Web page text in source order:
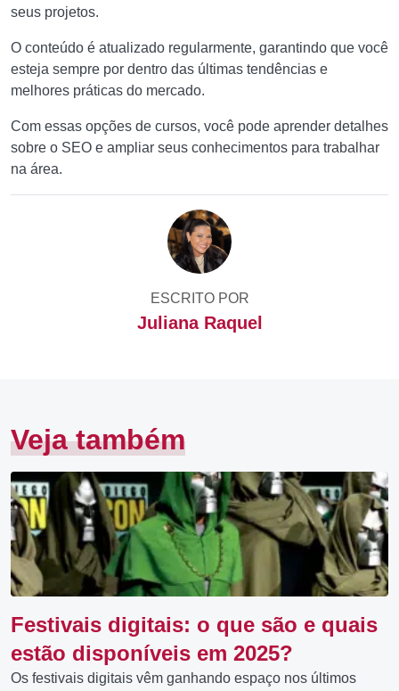
seus projetos.
O conteúdo é atualizado regularmente, garantindo que você
esteja sempre por dentro das últimas tendências e
melhores práticas do mercado.
Com essas opções de cursos, você pode aprender detalhes
sobre o SEO e ampliar seus conhecimentos para trabalhar
na área.
ESCRITO POR
Juliana Raquel
Veja também
Festivais digitais: o que são e quais
estão disponíveis em 2025?
Os festivais digitais vêm ganhando espaço nos últimos